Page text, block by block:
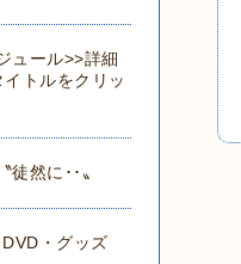
ュール>>詳細
イトルをクリッ
徒然に･･〟
・グッズ